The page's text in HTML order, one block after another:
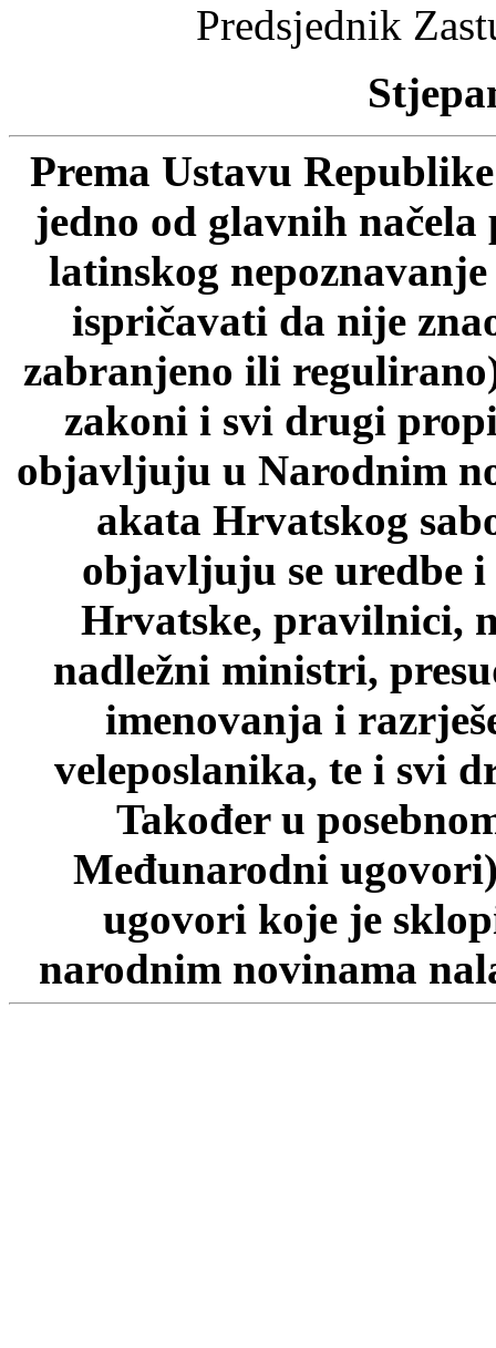
Predsjednik
Prema Ustavu
jedno od glavnih
latinskog
ispričavati da nije
zabranjeno ili
zakoni i svi drugi
objavljuju u Narodnim
akata Hrvatskog
objavljuju se uredbe
Hrvatske, pravilnici,
nadležni ministri,
imenovanja i
veleposlanika, te i svi
Također u
Međunarodni
ugovori koje je
narodnim novinama